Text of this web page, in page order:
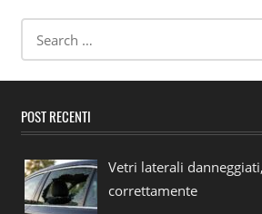
POST RECENTI
Vetri laterali
correttamente